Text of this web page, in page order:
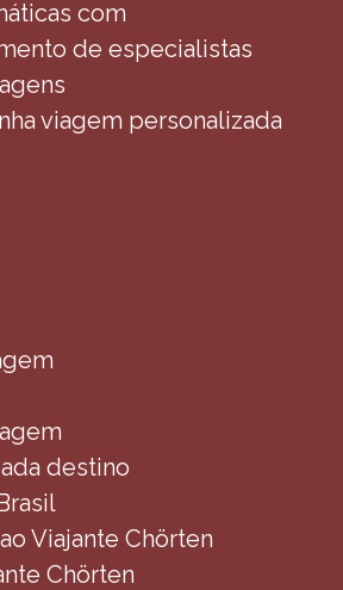
com
de especialistas
viagem personalizada
destino
Viajante Chörten
Chörten